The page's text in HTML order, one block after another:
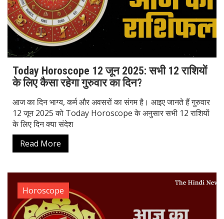
Today Horoscope 12 जून 2025: सभी 12 राशियों
के लिए कैसा रहेगा गुरुवार का दिन?
आज का दिन भाग्य, कर्म और अवसरों का संगम है। आइए जानते हैं गुरुवार
12 जून 2025 को Today Horoscope के अनुसार सभी 12 राशियों
के लिए दिन क्या संदेश
Read More
Horoscope